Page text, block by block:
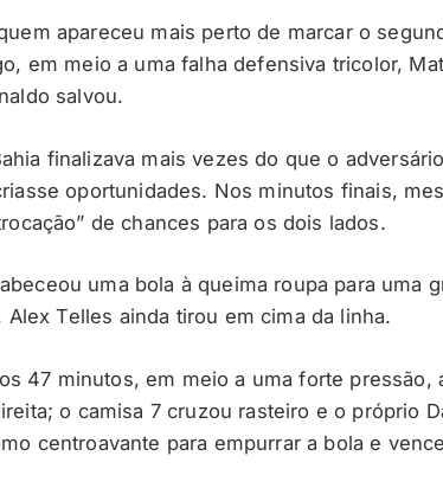
apareceu mais perto de marcar o
em meio a uma falha defensiva tricolor,
salvou.
finalizava mais vezes do que o
oportunidades. Nos minutos finais,
de chances para os dois lados.
uma bola à queima roupa para uma
Telles ainda tirou em cima da linha.
47 minutos, em meio a uma forte pressão,
o camisa 7 cruzou rasteiro e o próprio
centroavante para empurrar a bola e